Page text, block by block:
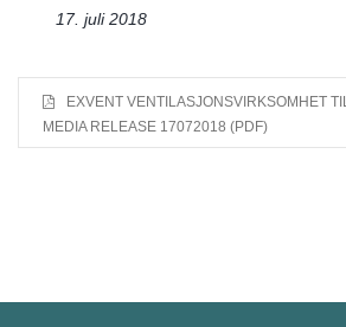
17. juli 2018
EXVENT VENTILASJONSVIRKSOMHET
MEDIA RELEASE 17072018 (PDF)